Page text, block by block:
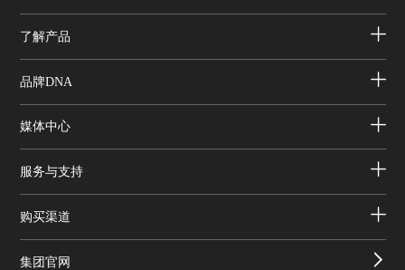
了解产品
品牌DNA
媒体中心
服务与支持
购买渠道
集团官网